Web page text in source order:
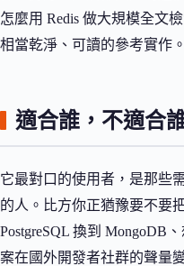
怎麼用 Redis 做大規模全文
相當乾淨、可讀的參考實作。
適合誰，不適合
它最對口的使用者，是那些
的人。比方你正猶豫要不要
PostgreSQL 換到 MongoDB
案在國外開發者社群的聲量